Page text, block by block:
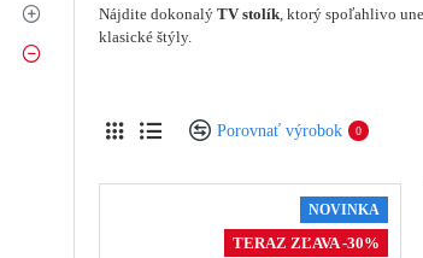
Nájdite dokonalý TV stolík, ktorý spoľahlivo
klasické štýly.
Porovnať výrobok 0
NOVINKA
TERAZ ZĽAVA -30%